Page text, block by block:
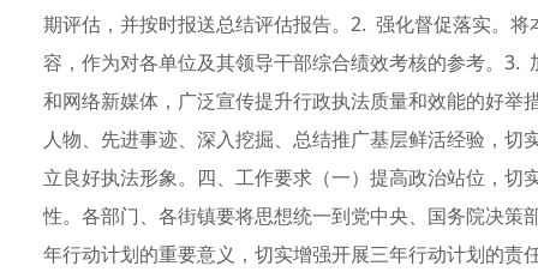
期评估，并按时报送总结评估报告。2. 强化督促落实。
容，作为对各单位及其领导干部综合绩效考核的参考。
和网络新媒体，广泛宣传提升行政执法质量和效能的好
人物、先进事迹、深入挖掘、总结推广基层鲜活经验，
立良好执法形象。四、工作要求（一）提高政治站位，
性。各部门、各街镇要将思想统一到党中央、国务院决
年行动计划的重要意义，切实增强开展三年行动计划的